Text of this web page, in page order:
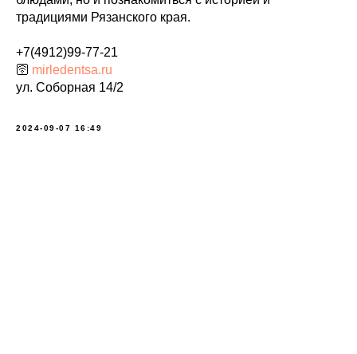
традициями Рязанского края.
+7(4912)99-77-21
🛜 mirledentsa.ru
ул. Соборная 14/2
2024-09-07 16:49